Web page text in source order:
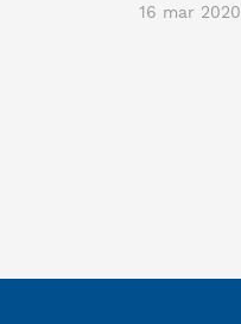
16 mar 2020